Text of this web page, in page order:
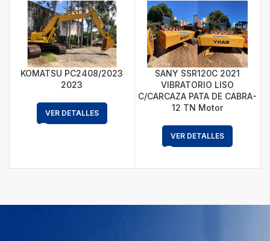
KOMATSU PC2408/2023
2023
VER DETALLES
SANY SSR120C 2021
VIBRATORIO LISO
C/CARCAZA PATA DE CABRA-
12 TN Motor
VER DETALLES